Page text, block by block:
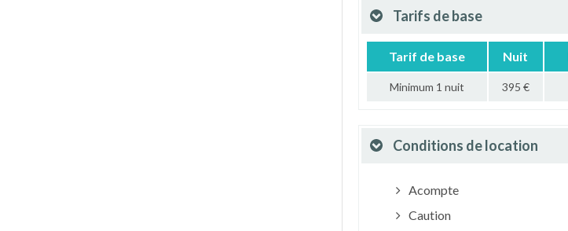
Tarifs de base
Tarif de base Nuit
Minimum 1 nuit 395 €
Conditions de location
Acompte
Caution